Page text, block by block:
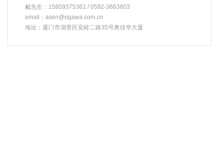
戴先生：15959375361 / 0592-3663803
email：asen@ogawa.com.cn
地址：厦门市湖里区安岭二路35号奥佳华大厦